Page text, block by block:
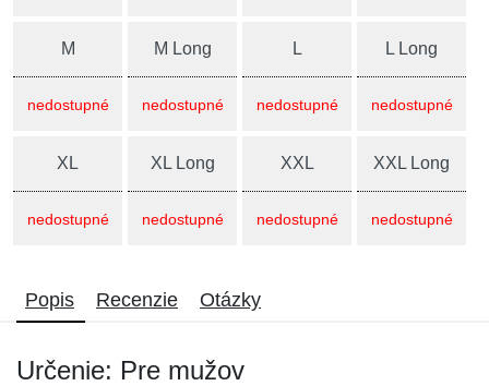
M
nedostupné
M Long
nedostupné
L
nedostupné
L Long
nedostupné
XL
nedostupné
XL Long
nedostupné
XXL
nedostupné
XXL Long
nedostupné
Popis Recenzie Otázky
Určenie: Pre mužov